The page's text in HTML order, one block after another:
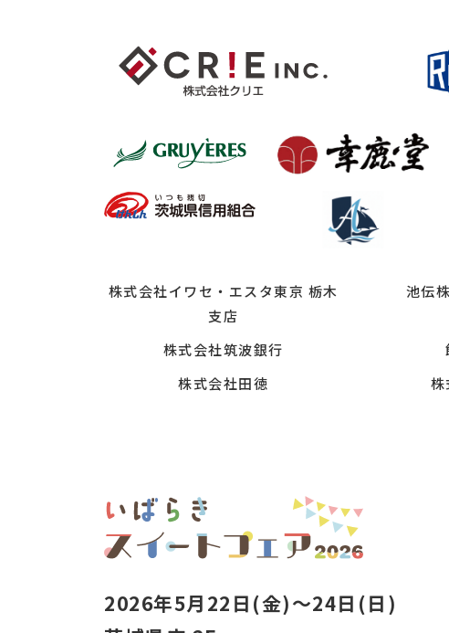
株式会社イワセ・エスタ東京 栃木
支店
池伝
株式会社筑波銀行
株式会社田徳
株
2026年5月22日(金)～24日(日)